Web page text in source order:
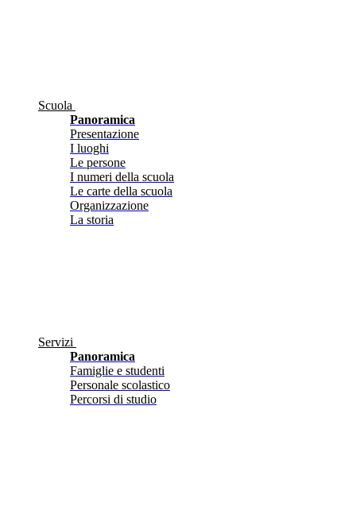
Scuola
Panoramica
Presentazione
I luoghi
Le persone
I numeri della scuola
Le carte della scuola
Organizzazione
La storia
Servizi
Panoramica
Famiglie e studenti
Personale scolastico
Percorsi di studio